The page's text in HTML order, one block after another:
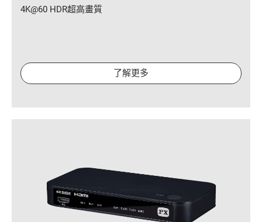
4K@60 HDR超高畫質
了解更多
HDMI線材
快速充電系列
電腦週邊
應用實境